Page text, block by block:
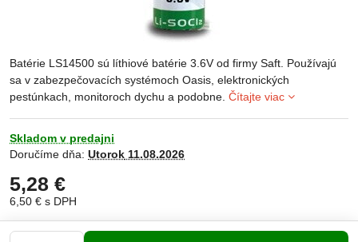
Batérie LS14500 sú líthiové batérie 3.6V od firmy Saft. Používajú
sa v zabezpečovacích systémoch Oasis, elektronických
pestúnkach, monitoroch dychu a podobne. Čítajte viac
Skladom v predajni
Doručíme dňa: Utorok 11.08.2026
5,28 €
6,50 € s DPH